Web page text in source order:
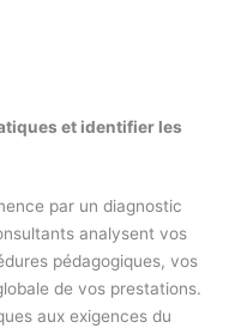
et identifier les
par un diagnostic
analysent vos
pédagogiques, vos
de vos prestations.
aux exigences du